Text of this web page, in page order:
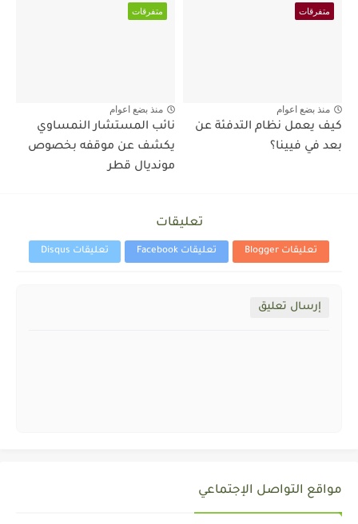
متفرقات
منذ بضع اعوام
كيف يعمل نظام التدفئة عن
بعد في فيينا؟
متفرقات
منذ بضع اعوام
نائب المستشار النمساوي
يكشف عن موقفه بخصوص
مونديال قطر
تعليقات
تعليقات Blogger تعليقات Facebook تعليقات Disqus
إرسال تعليق
مواقع التواصل الإجتماعي